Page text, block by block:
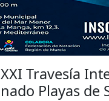
XXI Travesía
nado Playas de